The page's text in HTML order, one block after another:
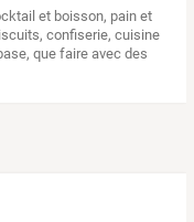
et boisson, pain et
,confiserie,cuisine
,que faire avec des